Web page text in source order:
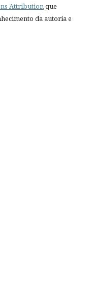
Attributionque
da autoria e